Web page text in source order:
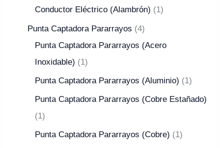
Conductor Eléctrico (Alambrón) 1
Punta Captadora Pararrayos
4
Punta Captadora Pararrayos (Acero
Inoxidable)
1
Punta Captadora Pararrayos (Aluminio) 1
Punta Captadora Pararrayos (Cobre Estañado)
1
Punta Captadora Pararrayos (Cobre) 1